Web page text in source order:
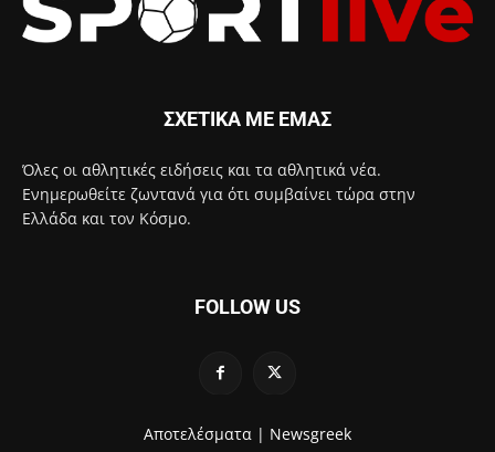
ΣΧΕΤΙΚΑ ΜΕ ΕΜΑΣ
Όλες οι αθλητικές ειδήσεις και τα αθλητικά νέα.
Ενημερωθείτε ζωντανά για ότι συμβαίνει τώρα στην
Ελλάδα και τον Κόσμο.
FOLLOW US
Αποτελέσματα | Newsgreek